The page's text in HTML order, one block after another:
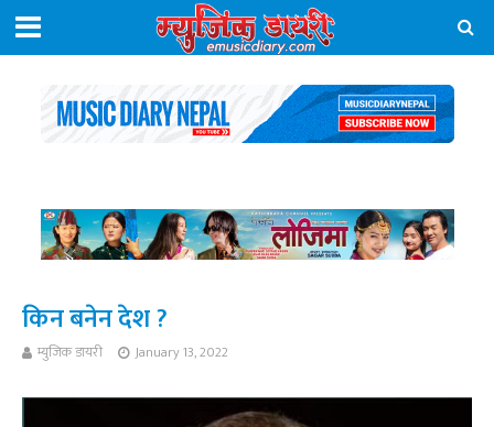
किन बनेन देश ?
म्युजिक डायरी January 13, 2022